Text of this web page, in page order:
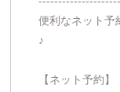
便利なネット予
♪
【ネット予約】